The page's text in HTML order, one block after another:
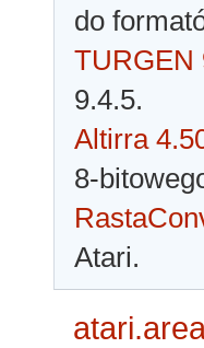
do
TURGEN
9.4.5.
Altirra
8-
Atari.